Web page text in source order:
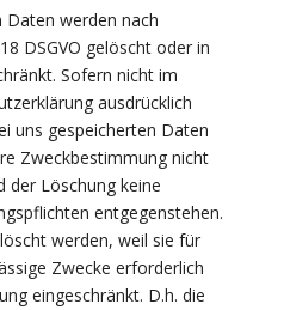
werden nach
DSGVO gelöscht oder in
Sofern nicht im
ausdrücklich
uns gespeicherten Daten
Zweckbestimmung nicht
der Löschung keine
entgegenstehen.
werden, weil sie für
Zwecke erforderlich
eingeschränkt. D.h. die